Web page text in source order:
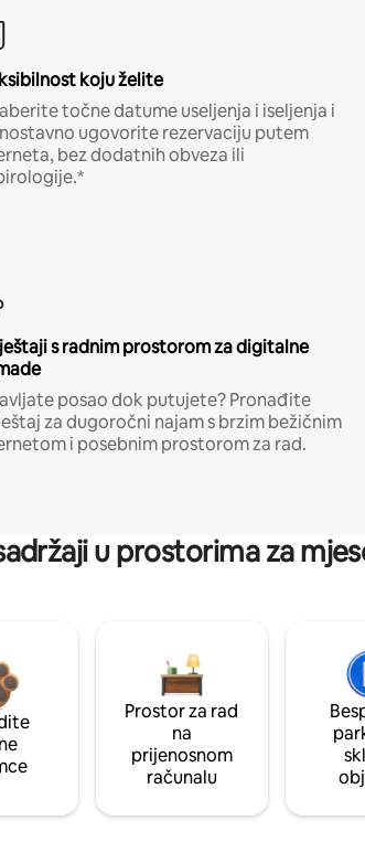
koju želite
točne datume useljenja i iseljenja i
ugovorite rezervaciju putem
bez dodatnih obveza ili
s radnim prostorom za digitalne
posao dok putujete? Pronađite
za dugoročni najam s brzim bežičnim
i posebnim prostorom za rad.
u prostorima za
Prostor za rad
na
prijenosnom
računalu